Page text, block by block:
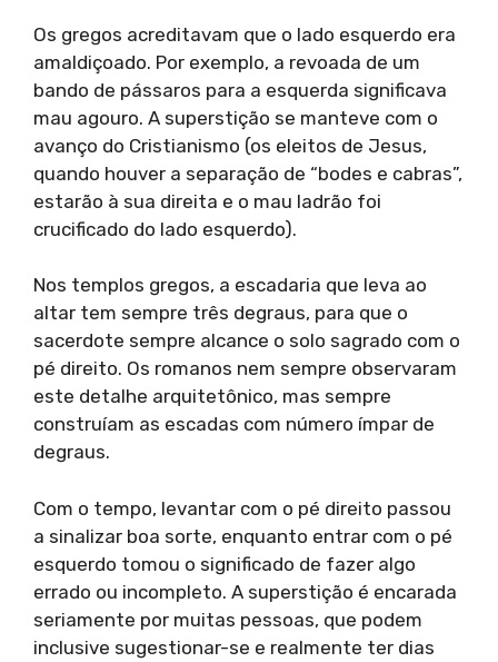
Os gregos acreditavam que o lado esquerdo era
amaldiçoado. Por exemplo, a revoada de um
bando de pássaros para a esquerda significava
mau agouro. A superstição se manteve com o
avanço do Cristianismo (os eleitos de Jesus,
quando houver a separação de “bodes e cabras”,
estarão à sua direita e o mau ladrão foi
crucificado do lado esquerdo).
Nos templos gregos, a escadaria que leva ao
altar tem sempre três degraus, para que o
sacerdote sempre alcance o solo sagrado com o
pé direito. Os romanos nem sempre observaram
este detalhe arquitetônico, mas sempre
construíam as escadas com número ímpar de
degraus.
Com o tempo, levantar com o pé direito passou
a sinalizar boa sorte, enquanto entrar com o pé
esquerdo tomou o significado de fazer algo
errado ou incompleto. A superstição é encarada
seriamente por muitas pessoas, que podem
inclusive sugestionar-se e realmente ter dias